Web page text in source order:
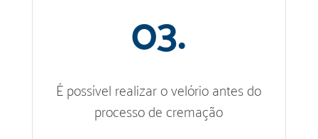
03.
É possível realizar o velório antes do
processo de cremação